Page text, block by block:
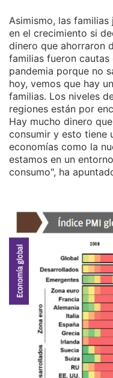
Asimismo, las
en el crecimiento si
dinero que ahorraron
familias fueron
pandemia porque no
hoy, vemos que hay
familias. Los niveles
regiones están por
Hay mucho dinero
consumir y esto tiene
economías como la
estamos en un
consumo", ha